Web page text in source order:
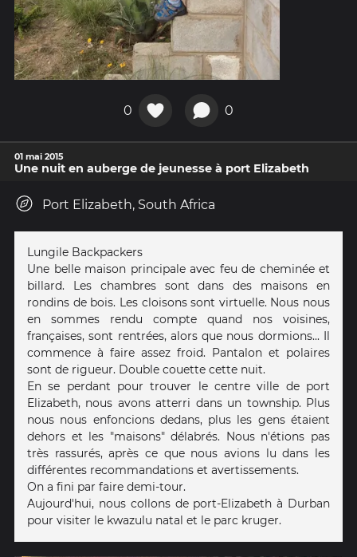
0 0
01 mai 2015
Une nuit en auberge de jeunesse à port Elizabeth
Port Elizabeth, South Africa
Lungile Backpackers
Une belle maison principale avec feu de cheminée et
billard. Les chambres sont dans des maisons en
rondins de bois. Les cloisons sont virtuelle. Nous nous
en sommes rendu compte quand nos voisines,
françaises, sont rentrées, alors que nous dormions... Il
commence à faire assez froid. Pantalon et polaires
sont de rigueur. Double couette cette nuit.
En se perdant pour trouver le centre ville de port
Elizabeth, nous avons atterri dans un township. Plus
nous nous enfoncions dedans, plus les gens étaient
dehors et les "maisons" délabrés. Nous n'étions pas
très rassurés, après ce que nous avions lu dans les
différentes recommandations et avertissements.
On a fini par faire demi-tour.
Aujourd'hui, nous collons de port-Elizabeth à Durban
pour visiter le kwazulu natal et le parc kruger.